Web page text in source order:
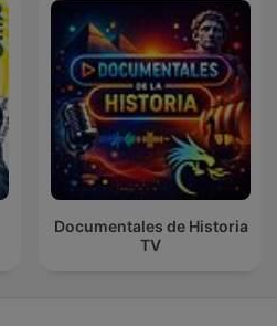
Documentales de Historia
TV